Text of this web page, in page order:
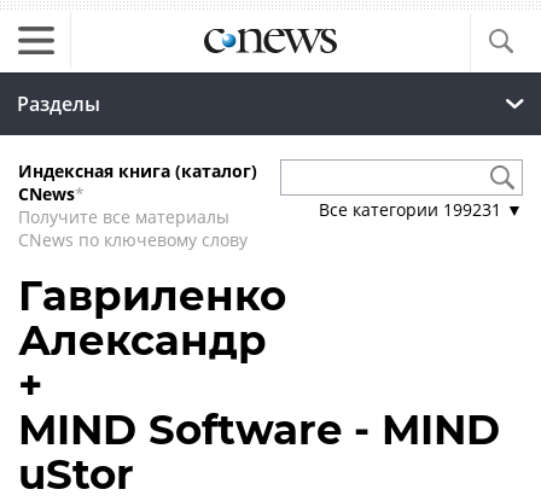
Разделы
Индексная книга (каталог)
CNews*
Получите все материалы
CNews по ключевому слову
Все категории 199231 ▼
Гавриленко
Александр
+
MIND Software - MIND
uStor